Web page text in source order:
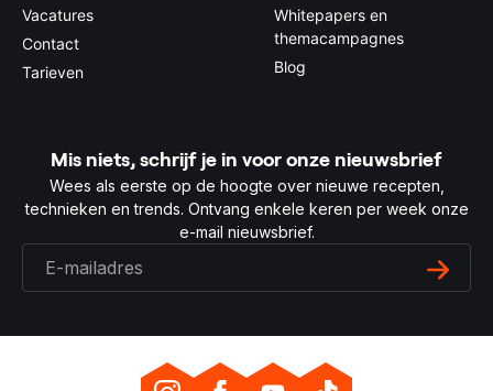
Vacatures
Contact
Tarieven
Whitepapers en
themacampagnes
Blog
Mis niets, schrijf je in voor onze nieuwsbrief
Wees als eerste op de hoogte over nieuwe recepten,
technieken en trends. Ontvang enkele keren per week onze
e-mail nieuwsbrief.